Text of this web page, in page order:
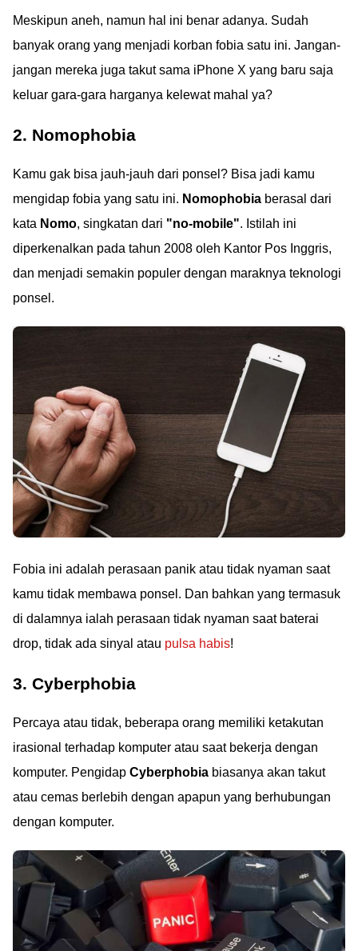
Meskipun aneh, namun hal ini benar adanya. Sudah
banyak orang yang menjadi korban fobia satu ini. Jangan-
jangan mereka juga takut sama iPhone X yang baru saja
keluar gara-gara harganya kelewat mahal ya?
2. Nomophobia
Kamu gak bisa jauh-jauh dari ponsel? Bisa jadi kamu
mengidap fobia yang satu ini. Nomophobia berasal dari
kata Nomo, singkatan dari "no-mobile". Istilah ini
diperkenalkan pada tahun 2008 oleh Kantor Pos Inggris,
dan menjadi semakin populer dengan maraknya teknologi
ponsel.
Fobia ini adalah perasaan panik atau tidak nyaman saat
kamu tidak membawa ponsel. Dan bahkan yang termasuk
di dalamnya ialah perasaan tidak nyaman saat baterai
drop, tidak ada sinyal atau pulsa habis!
3. Cyberphobia
Percaya atau tidak, beberapa orang memiliki ketakutan
irasional terhadap komputer atau saat bekerja dengan
komputer. Pengidap Cyberphobia biasanya akan takut
atau cemas berlebih dengan apapun yang berhubungan
dengan komputer.